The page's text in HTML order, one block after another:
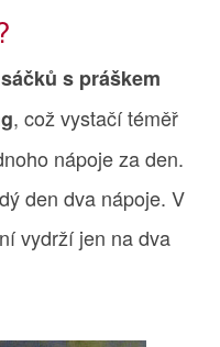
s práškem
, což vystačí téměř
nápoje za den.
den dva nápoje. V
vydrží jen na dva